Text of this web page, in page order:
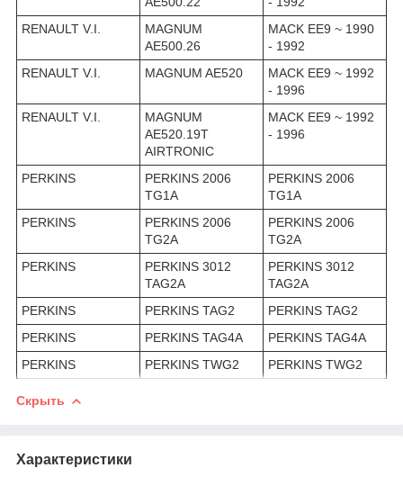
RENAULT V.I.
MAGNUM
AE500.26
MACK EE9 ~ 1990
- 1992
RENAULT V.I.
MAGNUM AE520
MACK EE9 ~ 1992
- 1996
RENAULT V.I.
MAGNUM
AE520.19T
AIRTRONIC
MACK EE9 ~ 1992
- 1996
PERKINS
PERKINS 2006
TG1A
PERKINS 2006
TG1A
PERKINS
PERKINS 2006
TG2A
PERKINS 2006
TG2A
PERKINS
PERKINS 3012
TAG2A
PERKINS 3012
TAG2A
PERKINS
PERKINS TAG2
PERKINS TAG2
PERKINS
PERKINS TAG4A
PERKINS TAG4A
PERKINS
PERKINS TWG2 PERKINS TWG2
Скрыть
Характеристики